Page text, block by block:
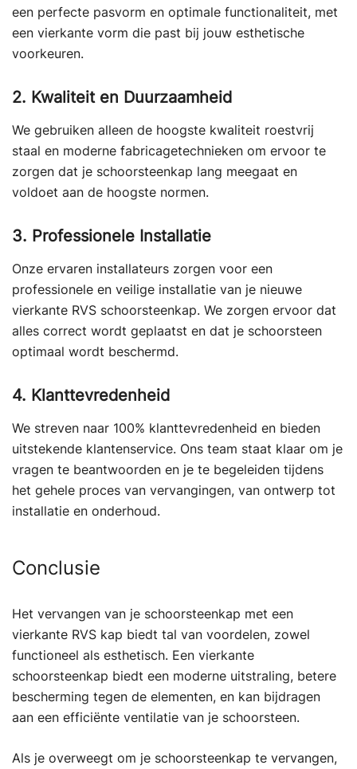
een perfecte pasvorm en optimale functionaliteit, met
een vierkante vorm die past bij jouw esthetische
voorkeuren.
2. Kwaliteit en Duurzaamheid
We gebruiken alleen de hoogste kwaliteit roestvrij
staal en moderne fabricagetechnieken om ervoor te
zorgen dat je schoorsteenkap lang meegaat en
voldoet aan de hoogste normen.
3. Professionele Installatie
Onze ervaren installateurs zorgen voor een
professionele en veilige installatie van je nieuwe
vierkante RVS schoorsteenkap. We zorgen ervoor dat
alles correct wordt geplaatst en dat je schoorsteen
optimaal wordt beschermd.
4. Klanttevredenheid
We streven naar 100% klanttevredenheid en bieden
uitstekende klantenservice. Ons team staat klaar om je
vragen te beantwoorden en je te begeleiden tijdens
het gehele proces van vervangingen, van ontwerp tot
installatie en onderhoud.
Conclusie
Het vervangen van je schoorsteenkap met een
vierkante RVS kap biedt tal van voordelen, zowel
functioneel als esthetisch. Een vierkante
schoorsteenkap biedt een moderne uitstraling, betere
bescherming tegen de elementen, en kan bijdragen
aan een efficiënte ventilatie van je schoorsteen.
Als je overweegt om je schoorsteenkap te vervangen,